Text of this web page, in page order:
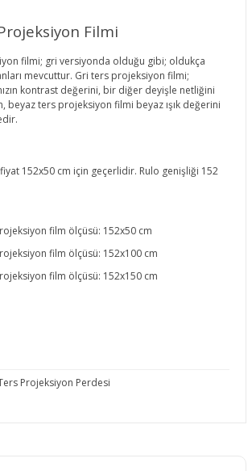
Filmi
filmi; gri versiyonda olduğu gibi; oldukça
mevcuttur. Gri ters projeksiyon filmi;
kontrast değerini, bir diğer deyişle netliğini
beyaz ters projeksiyon filmi beyaz ışık değerini
152x50 cm için geçerlidir. Rulo genişliği 152
film ölçüsü: 152x50 cm
film ölçüsü: 152x100 cm
film ölçüsü: 152x150 cm
Projeksiyon Perdesi